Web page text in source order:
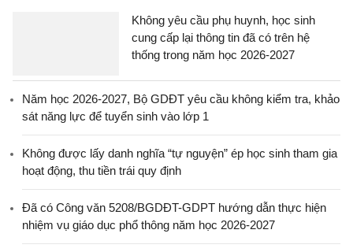
Không yêu cầu phụ huynh, học sinh
cung cấp lại thông tin đã có trên hệ
thống trong năm học 2026-2027
Năm học 2026-2027, Bộ GDĐT yêu cầu không kiểm tra, khảo
sát năng lực để tuyển sinh vào lớp 1
Không được lấy danh nghĩa “tự nguyện” ép học sinh tham gia
hoạt động, thu tiền trái quy định
Đã có Công văn 5208/BGDĐT-GDPT hướng dẫn thực hiện
nhiệm vụ giáo dục phổ thông năm học 2026-2027